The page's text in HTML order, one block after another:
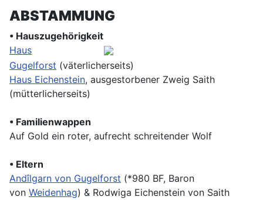
ABSTAMMUNG
• Hauszugehörigkeit
Haus
Gugelforst (väterlicherseits)
Haus Eichenstein, ausgestorbener Zweig Saith
(mütterlicherseits)
• Familienwappen
Auf Gold ein roter, aufrecht schreitender Wolf
• Eltern
Andîlgarn von Gugelforst (*980 BF, Baron
von Weidenhag) & Rodwiga Eichenstein von Saith